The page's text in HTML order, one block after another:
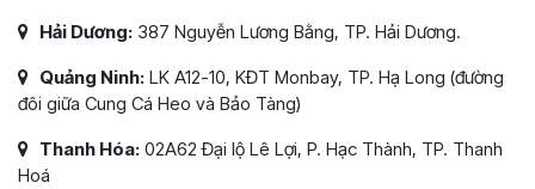
Hải Dương: 387 Nguyễn Lương Bằng, TP. Hải Dương.
Quảng Ninh: LK A12-10, KĐT Monbay, TP. Hạ Long (đường
đôi giữa Cung Cá Heo và Bảo Tàng)
Thanh Hóa: 02A62 Đại lộ Lê Lợi, P. Hạc Thành, TP. Thanh
Hoá